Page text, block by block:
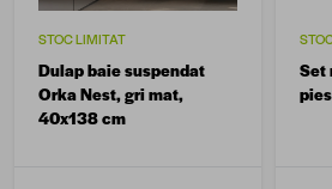
STOC LIMITAT
Dulap baie suspendat
Orka Nest, gri mat,
40x138 cm
Set